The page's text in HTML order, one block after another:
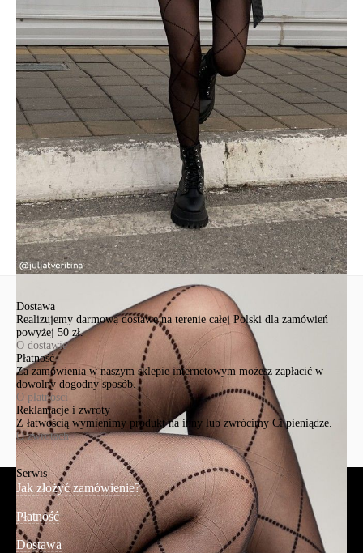
SKU1001480550020003
Skład
poliamid 90%, elastan 10%
Udostępnij produkt
Podmiot odpowiedzialny
EuroTrade Tex Sp z o.o.
Św. Teresy 91
91-341, Łódź, Polska
+48 500-503-636
info@conteshop.pl
Ten produkt nie ma pytań Możesz zadać pytanie, klikając przycisk
poniżej
Zadaj pytanie
Nowe pytanie
Wyślij
Dostawa
Realizujemy darmową dostawę na terenie całej Polski dla zamówień
powyżej 50 zł.
O dostawie
Płatność
Za zamówienia w naszym sklepie internetowym możesz zapłacić w
dowolny dogodny sposób.
O płatności
Reklamacje i zwroty
Z łatwością wymienimy produkt na inny lub zwrócimy Ci pieniądze.
O zwrotach
Serwis
Jak złożyć zamówienie?
Płatność
Dostawa